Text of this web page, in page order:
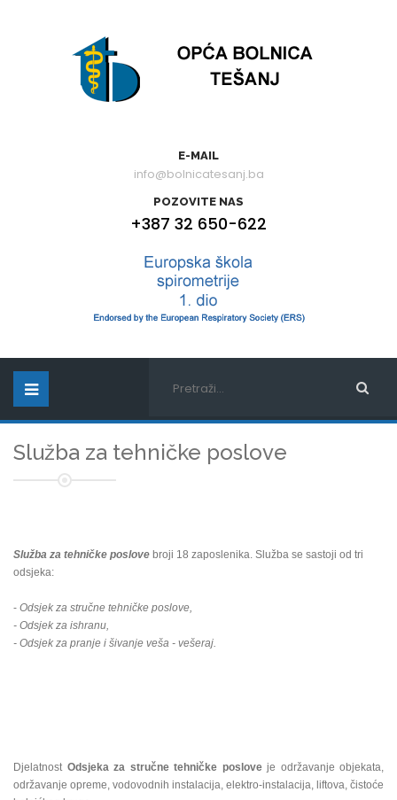
E-MAIL
info@bolnicatesanj.ba
POZOVITE NAS
+387 32 650-622
Služba za tehničke poslove
Služba za tehničke poslove broji 18 zaposlenika. Služba se sastoji od tri
odsjeka:
- Odsjek za stručne tehničke poslove,
- Odsjek za ishranu,
- Odsjek za pranje i šivanje veša - vešeraj.
Djelatnost Odsjeka za stručne tehničke posloveje održavanje objekata,
održavanje opreme, vodovodnih instalacija, elektro-instalacija, liftova, čistoće